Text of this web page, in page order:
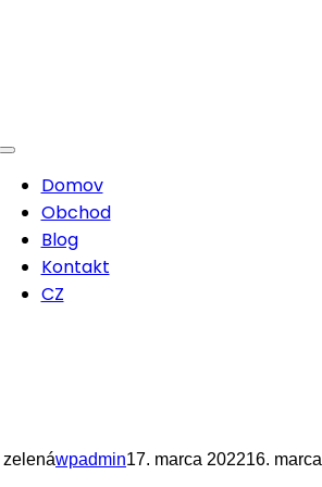
Domov
Obchod
Blog
Kontakt
CZ
wpadmin17. marca 202216.